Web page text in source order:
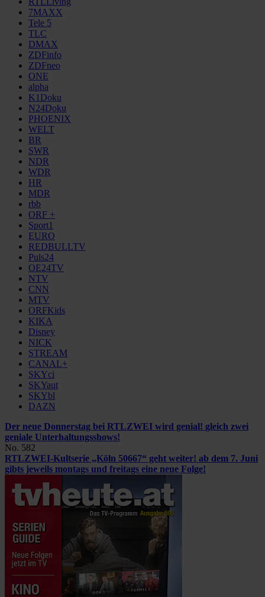
7MAXX
Tele 5
TLC
DMAX
ZDFinfo
ZDFneo
ONE
alpha
K1Doku
N24Doku
PHOENIX
WELT
BR
SWR
NDR
WDR
HR
MDR
rbb
ORF +
Sport1
EURO
REDBULLTV
Puls24
OE24TV
NTV
CNN
MTV
ORFKids
KIKA
Disney
NICK
STREAM
CANAL+
SKYci
SKYaut
SKYbl
DAZN
Der neue Donnerstag bei RTLZWEI wird genial! gleich zwei
geniale Unterhaltungsshows!
No. 582
RTLZWEI-Kultserie „Köln 50667“ geht weiter! ab dem 7. Juni
gibts jeweils montags und freitags eine neue Folge!